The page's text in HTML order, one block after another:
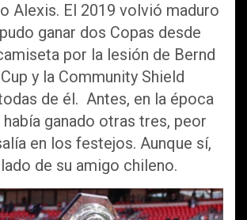
Alexis. El 2019 volvió maduro
ganar dos Copas desde
por la lesión de Bernd
y la Community Shield
de él. Antes, en la época
había ganado otras tres, peor
en los festejos. Aunque sí,
de su amigo chileno.